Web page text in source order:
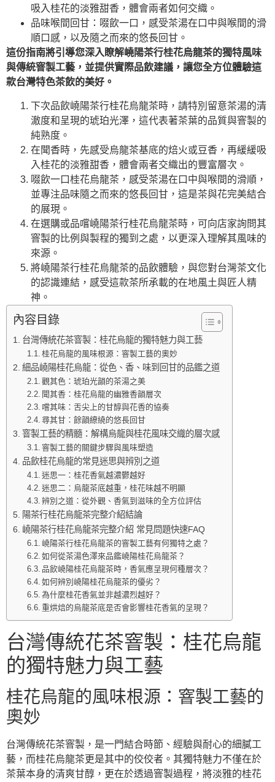
吸入桂花的淡雅甜香，體會兩者如何交織。
品味喉間回甘：啜飲一口，感受茶湯在口中與喉間的滑
順口感，以及隨之而來的悠長回甘。
這份指南將引導您深入瞭解嶢陽茶行桂花烏龍茶的獨特風味
與傳統窨製工藝，並提供實際品飲建議，讓您全方位體驗這
款台灣特色茶飲的美好。
下次品飲嶢陽茶行桂花烏龍茶時，請特別留意茶湯的清
澈度和呈現的琥珀光澤，這代表著茶葉的品質與窨製的
純熟度。
在聞香時，先感受烏龍茶基底的焙火或豆香，再緩緩吸
入桂花的淡雅甜香，體會兩者交織出的豐富層次。
啜飲一口桂花烏龍茶，感受茶湯在口中與喉間的滑順，
並專注品味隨之而來的悠長回甘，這是茶與花完美結合
的展現。
在選購或品嚐嶢陽茶行桂花烏龍茶時，可向店家詢問其
窨製的比例與製程的獨到之處，以更深入理解其風味的
來源。
將嶢陽茶行桂花烏龍茶的品飲體驗，與您對台灣茶文化
的認識連結，感受這款茶所承載的在地風土與匠人精
神。
內容目錄
台灣傳統花茶窨製：桂花烏龍的獨特魅力與工藝
桂花烏龍的風味根源：窨製工藝的奧妙
細品嶢陽桂花烏龍：從色、香、味到回甘的品鑑之道
觀其色：琥珀光韻的茶湯之美
聞其香：桂花烏龍的幽雅香韻層次
嚐其味：舌尖上的甘醇與花香的協奏
尋其甘：餘韻繚繞的悠長回甘
窨製工藝的精髓：解構烏龍與桂花風味交織的層次感
窨製工藝的關鍵步驟與風味塑造
品飲桂花烏龍的常見迷思與辨別之道
迷思一：桂花香氣越濃鬱越好
迷思二：烏龍茶底越重，桂花味越不明顯
辨別之道：從外觀、香氣到滋味的全方位評估
陽茶行桂花烏龍茶完整介紹結論
嶢陽茶行桂花烏龍茶完整介紹 常見問題快速FAQ
嶢陽茶行桂花烏龍茶的窨製工藝有何獨特之處？
如何從茶湯色澤來品鑑嶢陽桂花烏龍茶？
品飲嶢陽桂花烏龍茶時，香氣應呈現何種層次？
如何辨別嶢陽桂花烏龍茶的優劣？
為什麼桂花香氣並非越濃烈越好？
重烘焙的烏龍茶底是否會影響桂花香氣的呈現？
台灣傳統花茶窨製：桂花烏龍
的獨特魅力與工藝
桂花烏龍的風味根源：窨製工藝的
奧妙
台灣傳統花茶窨製，是一門結合時節、經驗與耐心的細膩工
藝，而桂花烏龍茶更是其中的佼佼者。其獨特魅力不僅在於
茶葉本身的清爽甘醇，更在於透過窨製過程，將淡雅的桂花